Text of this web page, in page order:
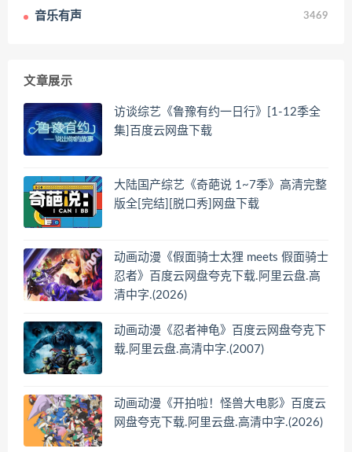
音乐有声 3469
文章展示
访谈综艺《鲁豫有约一日行》[1-12季全
集]百度云网盘下载
大陆国产综艺《奇葩说 1~7季》高清完整
版全[完结][脱口秀]网盘下载
动画动漫《假面骑士太狸 meets 假面骑士
忍者》百度云网盘夸克下载.阿里云盘.高
清中字.(2026)
动画动漫《忍者神龟》百度云网盘夸克下
载.阿里云盘.高清中字.(2007)
动画动漫《开拍啦！怪兽大电影》百度云
网盘夸克下载.阿里云盘.高清中字.(2026)